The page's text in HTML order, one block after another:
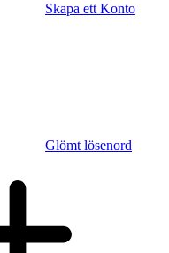
Skapa ett Konto
Glömt lösenord